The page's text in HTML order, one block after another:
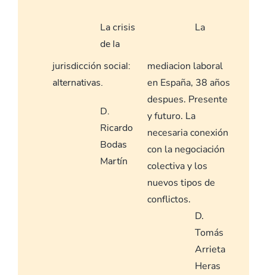
La crisis
de la
jurisdicción social:
alternativas.
D.
Ricardo
Bodas
Martín
La
mediacion laboral
en España, 38 años
despues. Presente
y futuro. La
necesaria conexión
con la negociación
colectiva y los
nuevos tipos de
conflictos.
D.
Tomás
Arrieta
Heras